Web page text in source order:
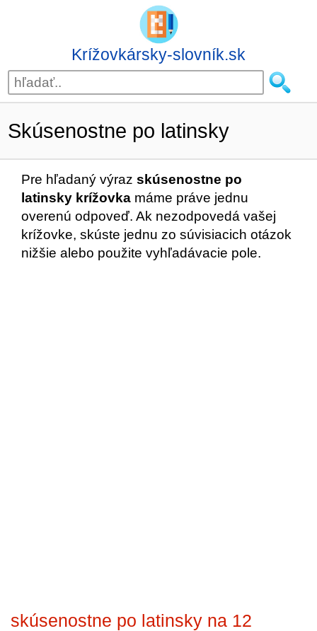
Krížovkársky-slovník.sk
Skúsenostne po latinsky
Pre hľadaný výraz skúsenostne po
latinsky krížovka máme práve jednu
overenú odpoveď. Ak nezodpovedá vašej
krížovke, skúste jednu zo súvisiacich otázok
nižšie alebo použite vyhľadávacie pole.
skúsenostne po latinsky na 12